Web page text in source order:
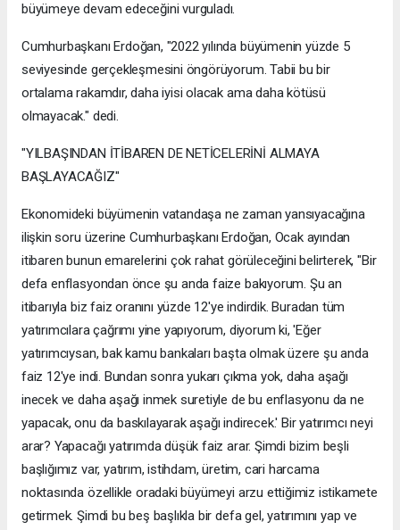
büyümeye devam edeceğini vurguladı.
Cumhurbaşkanı Erdoğan, "2022 yılında büyümenin yüzde 5
seviyesinde gerçekleşmesini öngörüyorum. Tabii bu bir
ortalama rakamdır, daha iyisi olacak ama daha kötüsü
olmayacak." dedi.
"YILBAŞINDAN İTİBAREN DE NETİCELERİNİ ALMAYA
BAŞLAYACAĞIZ"
Ekonomideki büyümenin vatandaşa ne zaman yansıyacağına
ilişkin soru üzerine Cumhurbaşkanı Erdoğan, Ocak ayından
itibaren bunun emarelerini çok rahat görüleceğini belirterek, "Bir
defa enflasyondan önce şu anda faize bakıyorum. Şu an
itibarıyla biz faiz oranını yüzde 12'ye indirdik. Buradan tüm
yatırımcılara çağrımı yine yapıyorum, diyorum ki, 'Eğer
yatırımcıysan, bak kamu bankaları başta olmak üzere şu anda
faiz 12'ye indi. Bundan sonra yukarı çıkma yok, daha aşağı
inecek ve daha aşağı inmek suretiyle de bu enflasyonu da ne
yapacak, onu da baskılayarak aşağı indirecek.' Bir yatırımcı neyi
arar? Yapacağı yatırımda düşük faiz arar. Şimdi bizim beşli
başlığımız var, yatırım, istihdam, üretim, cari harcama
noktasında özellikle oradaki büyümeyi arzu ettiğimiz istikamete
getirmek. Şimdi bu beş başlıkla bir defa gel, yatırımını yap ve